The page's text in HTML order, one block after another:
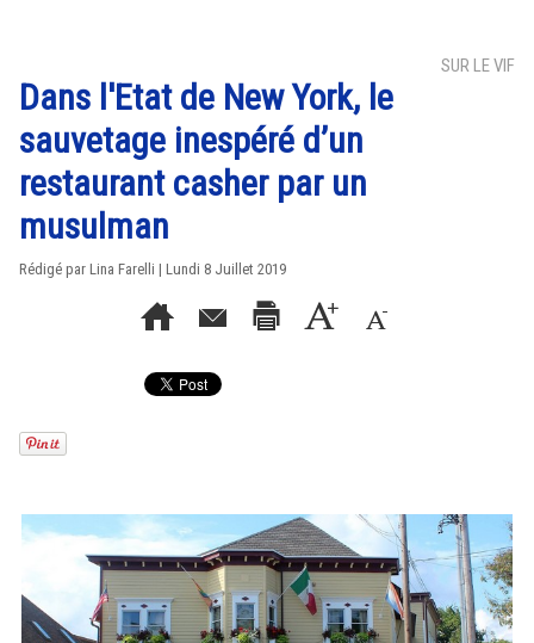
SUR LE VIF
Dans l'Etat de New York, le
sauvetage inespéré d’un
restaurant casher par un
musulman
Rédigé par Lina Farelli | Lundi 8 Juillet 2019